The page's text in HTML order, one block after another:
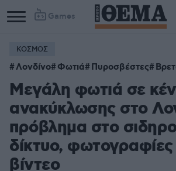
Games
ΚΟΣΜΟΣ
Λονδίνο Φωτιά Πυροσβέστες
Μεγάλη φωτιά σε
ανακύκλωσης στο
πρόβλημα στο
δίκτυο, φωτογραφίες
βίντεο